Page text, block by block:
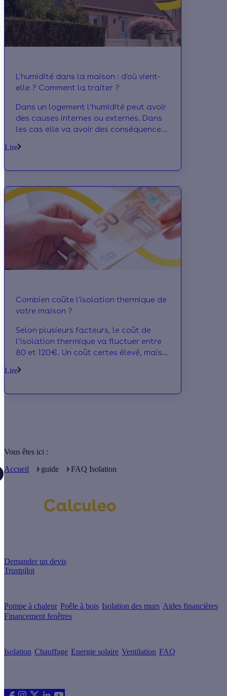
L'humidité dans la maison : d'où vient-
elle ? Comment la traiter ?
Dans un logement l’humidité peut avoir
des causes internes ou externes. Dans
les cas elle va avoir des conséquences
nous vous montrons comment en
des solutions disponibles.
Lire
Combien coûte l'isolation thermique de
votre maison ?
Selon plusieurs facteurs, le coût de
l’isolation thermique va fluctuer entre
80 et 120€. Un coût certes élevé, mais
rentables.
Lire
Vous êtes ici :
Accueil
guide FAQ Isolation
Demander un devis
Trustpilot
Pompe à chaleur Poêle à bois Isolation des murs Aides financières
Financement fenêtres
Isolation Chauffage Energie solaire Ventilation FAQ